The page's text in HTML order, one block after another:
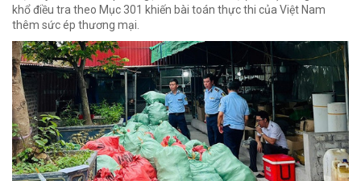
khổ điều tra theo Mục 301 khiến bài toán thực thi của Việt Nam
thêm sức ép thương mại.